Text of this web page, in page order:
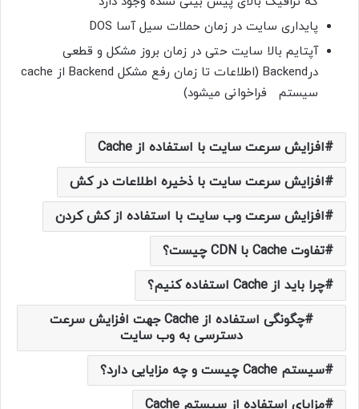
پایداری سایت در زمان حملات سیل آسا DOS
آپتایم بالا سایت حتی در زمان بروز مشکل و قطعی
درBackend (اطلاعات تا زمان رفع مشکل Backend از cache
سیستم فراخوانی میشود)
افزایش سرعت سایت با استفاده از Cache
افزایش سرعت سایت با ذخیره اطلاعات در کش
افزایش سرعت وب سایت با استفاده از کش کردن
تفاوت Cache با CDN چیست؟
چرا باید از Cache استفاده کنیم؟
چگونگی استفاده از Cache جهت افزایش سرعت
دسترسی به وب سایت
سیستم Cache چیست و چه مزایایی دارد؟
مزایای استفاده از سیستم Cache